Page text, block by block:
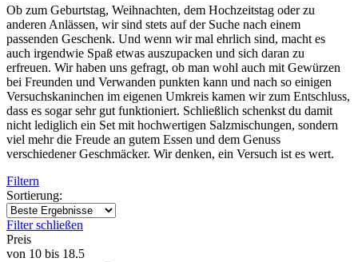
Ob zum Geburtstag, Weihnachten, dem Hochzeitstag oder zu
anderen Anlässen, wir sind stets auf der Suche nach einem
passenden Geschenk. Und wenn wir mal ehrlich sind, macht es
auch irgendwie Spaß etwas auszupacken und sich daran zu
erfreuen. Wir haben uns gefragt, ob man wohl auch mit Gewürzen
bei Freunden und Verwanden punkten kann und nach so einigen
Versuchskaninchen im eigenen Umkreis kamen wir zum Entschluss,
dass es sogar sehr gut funktioniert. Schließlich schenkst du damit
nicht lediglich ein Set mit hochwertigen Salzmischungen, sondern
viel mehr die Freude an gutem Essen und dem Genuss
verschiedener Geschmäcker. Wir denken, ein Versuch ist es wert.
Filtern
Sortierung:
Filter schließen
Preis
von 10 bis 18.5